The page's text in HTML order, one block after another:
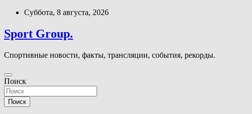
Перейти
содержимому
Суббота, 8 августа, 2026
Sport Group.
Спортивные новости, факты, трансляции, события, рекорды.
Поиск
Поиск